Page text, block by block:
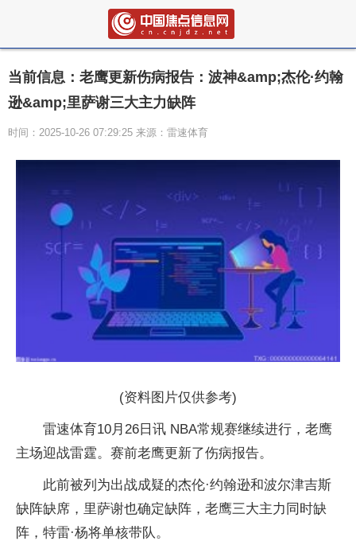
当前信息：老鹰更新伤病报告：波神&amp;杰伦·约翰
逊&amp;里萨谢三大主力缺阵
时间：2025-10-26 07:29:25 来源：雷速体育
(资料图片仅供参考)
雷速体育10月26日讯 NBA常规赛继续进行，老鹰
主场迎战雷霆。赛前老鹰更新了伤病报告。
此前被列为出战成疑的杰伦·约翰逊和波尔津吉斯
缺阵缺席，里萨谢也确定缺阵，老鹰三大主力同时缺
阵，特雷·杨将单核带队。